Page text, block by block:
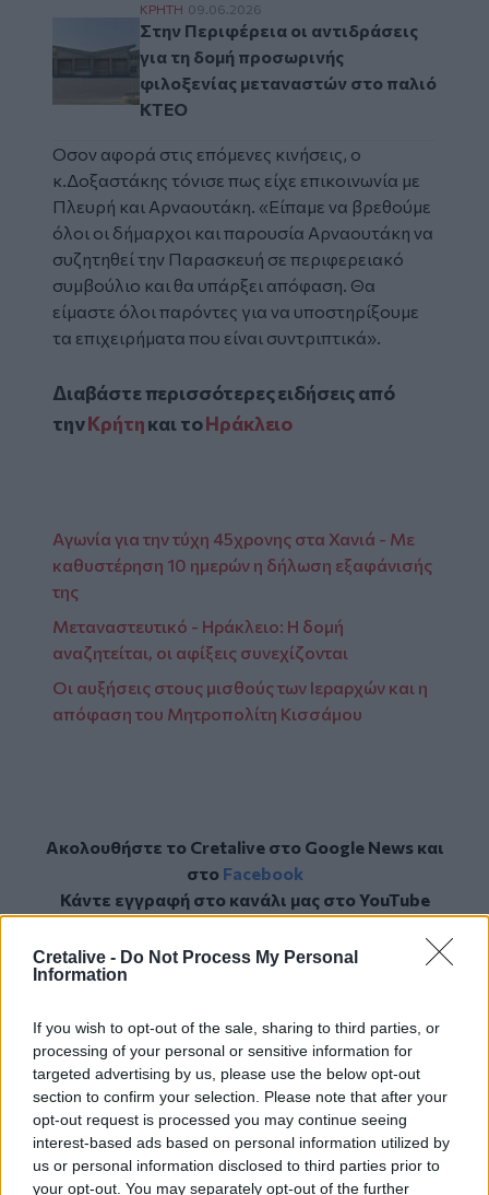
Cretalive - Do Not Process My Personal
Information
If you wish to opt-out of the sale, sharing to third parties, or
processing of your personal or sensitive information for
targeted advertising by us, please use the below opt-out
section to confirm your selection. Please note that after your
opt-out request is processed you may continue seeing
interest-based ads based on personal information utilized by
us or personal information disclosed to third parties prior to
your opt-out. You may separately opt-out of the further
Στην Περιφέρεια οι αντιδράσεις για τη
ΚΡΗΤΗ 09.06.2026
Στην Περιφέρεια οι αντιδράσεις
για τη δομή προσωρινής
φιλοξενίας μεταναστών στο παλιό
ΚΤΕΟ
Οσον αφορά στις επόμενες κινήσεις, ο
κ.Δοξαστάκης τόνισε πως είχε επικοινωνία με
Πλευρή και Αρναουτάκη. «Είπαμε να βρεθούμε
όλοι οι δήμαρχοι και παρουσία Αρναουτάκη να
συζητηθεί την Παρασκευή σε περιφερειακό
συμβούλιο και θα υπάρξει απόφαση. Θα
είμαστε όλοι παρόντες για να υποστηρίξουμε
τα επιχειρήματα που είναι συντριπτικά».
Διαβάστε περισσότερες ειδήσεις από
τηνΚρήτηκαι τοΗράκλειο
Aγωνία για την τύχη 45χρονης στα Χανιά - Με
καθυστέρηση 10 ημερών η δήλωση εξαφάνισής
της
Μεταναστευτικό - Ηράκλειο: Η δομή
αναζητείται, οι αφίξεις συνεχίζονται
Οι αυξήσεις στους μισθούς των Ιεραρχών και η
απόφαση του Μητροπολίτη Κισσάμου
Ακολουθήστε το Cretalive στο Google Newsκαι
στο Facebook
Κάντε εγγραφή στο κανάλι μας στοYouTube